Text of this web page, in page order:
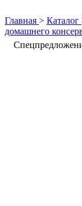
Главная > Каталог
домашнего